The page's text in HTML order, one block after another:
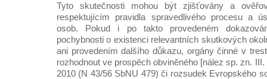
Tyto skutečnosti mohou být zjišťovány a
respektujícím pravidla spravedlivého procesu a
osob. Pokud i po takto provedeném
pochybnosti o existenci relevantních skutkových
ani provedením dalšího důkazu, orgány činné v
rozhodnout ve prospěch obviněného [nález sp. zn.
2010 (N 43/56 SbNU 479) či rozsudek Evropského